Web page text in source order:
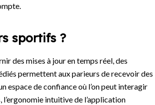
sportifs ?
des mises à jour en temps réel, des
permettent aux parieurs de recevoir des
espace de confiance où l’on peut interagir
intuitive de l’application